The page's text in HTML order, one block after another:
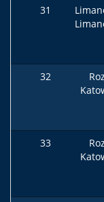
31
32
33